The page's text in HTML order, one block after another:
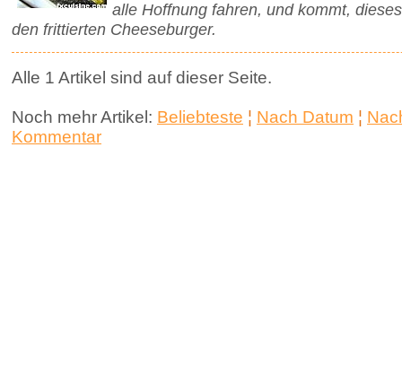
alle Hoffnung fahren, und kommt,
den frittierten Cheeseburger.
Alle 1 Artikel sind auf dieser Seite.
Noch mehr Artikel: Beliebteste ¦ Nach Datum ¦
Kommentar